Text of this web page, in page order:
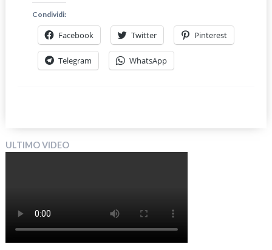
Condividi:
Facebook Twitter Pinterest
Telegram WhatsApp
ULTIMO VIDEO